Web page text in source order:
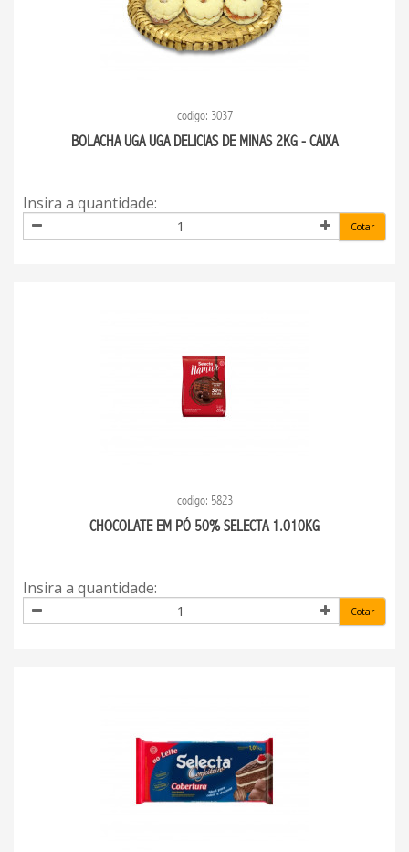
codigo: 3037
BOLACHA UGA UGA DELICIAS DE MINAS 2KG - CAIXA
Insira a quantidade:
Cotar
codigo: 5823
CHOCOLATE EM PÓ 50% SELECTA 1.010KG
Insira a quantidade:
Cotar